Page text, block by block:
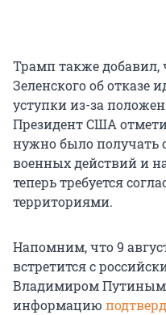
Трамп также добавил,
Зеленского об отказе
уступки из-за
Президент США
нужно было получать
военных действий и
теперь требуется
территориями.
Напомним, что 9
встретится с
Владимиром Путиным
информацию